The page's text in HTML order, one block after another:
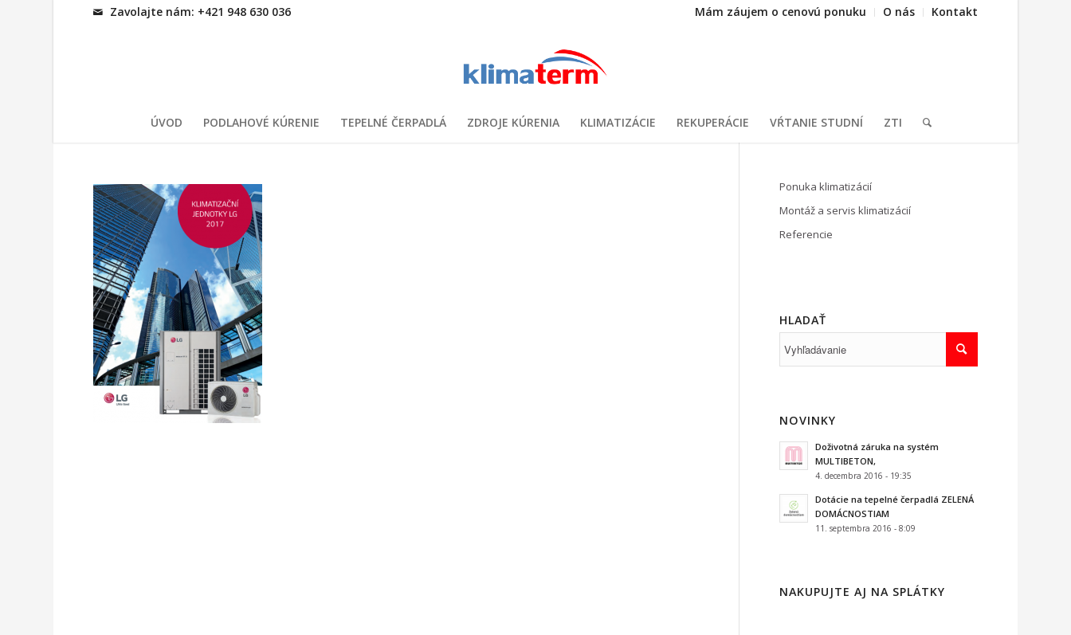
Mám záujem o cenovú ponuku O nás Kontakt
Zavolajte nám: +421 948 630 036
ÚVOD PODLAHOVÉ KÚRENIE TEPELNÉ ČERPADLÁ ZDROJE KÚRENIA KLIMATIZÁCIE REKUPERÁCIE VŔTANIE STUDNÍ ZTI
Ponuka klimatizácií
Montáž a servis klimatizácií
Referencie
HLADAŤ
NOVINKY
Doživotná záruka na systém
MULTIBETON,
4. decembra 2016 - 19:35
Dotácie na tepelné čerpadlá ZELENÁ
DOMÁCNOSTIAM
11. septembra 2016 - 8:09
NAKUPUJTE AJ NA SPLÁTKY